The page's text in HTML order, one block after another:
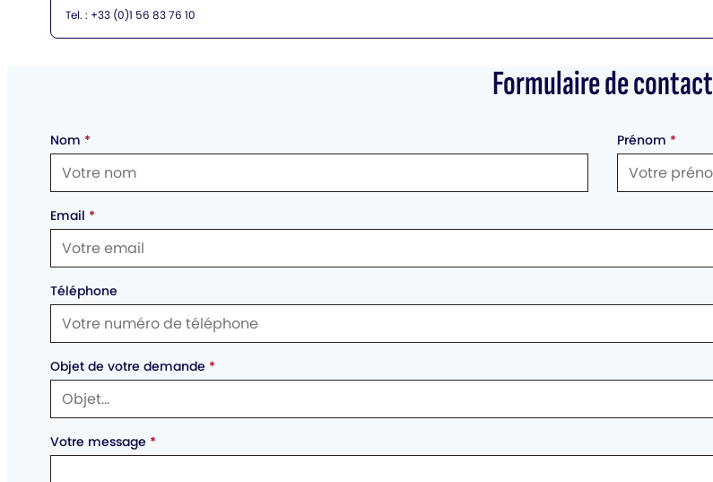
Tel. : +33 (0)1 56 83 76 10
Formulaire de contact
Nom * Prénom *
Email *
Téléphone
Objet de votre demande *
Votre message *